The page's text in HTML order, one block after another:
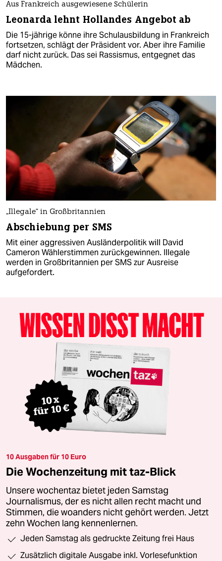
Aus Frankreich ausgewiesene Schülerin
Leonarda lehnt Hollandes Angebot ab
Die 15-jährige könne ihre Schulausbildung in Frankreich
fortsetzen, schlägt der Präsident vor. Aber ihre Familie
darf nicht zurück. Das sei Rassismus, entgegnet das
Mädchen.
„Illegale“ in Großbritannien
Abschiebung per SMS
Mit einer aggressiven Ausländerpolitik will David
Cameron Wählerstimmen zurückgewinnen. Illegale
werden in Großbritannien per SMS zur Ausreise
aufgefordert.
10 Ausgaben für 10 Euro
Die Wochenzeitung mit taz-Blick
Unsere wochentaz bietet jeden Samstag
Journalismus, der es nicht allen recht macht und
Stimmen, die woanders nicht gehört werden. Jetzt
zehn Wochen lang kennenlernen.
Jeden Samstag als gedruckte Zeitung frei Haus
Zusätzlich digitale Ausgabe inkl. Vorlesefunktion